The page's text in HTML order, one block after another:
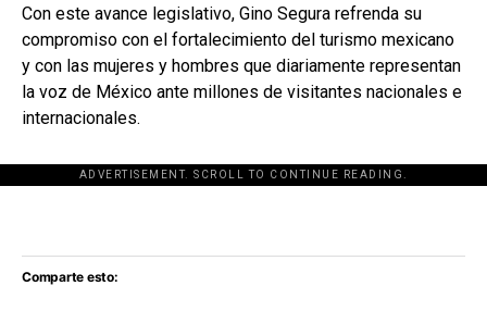
Con este avance legislativo, Gino Segura refrenda su
compromiso con el fortalecimiento del turismo mexicano
y con las mujeres y hombres que diariamente representan
la voz de México ante millones de visitantes nacionales e
internacionales.
ADVERTISEMENT. SCROLL TO CONTINUE READING.
[adsforwp id="243463"]
Comparte esto: